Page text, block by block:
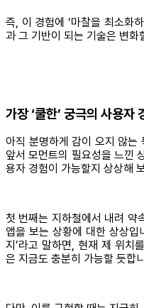
즉, 이 경험에 ‘마찰을 최소화
과 그 기반이 되는 기술은 변화
가장 ‘쿨한’ 궁극의 사용자
아직 분명하게 감이 오지 않는
앞서 모먼트의 필요성을 느낀
용자 경험이 가능할지 상상해
첫 번째는 지하철에서 내려 약
앱을 보는 상황에 대한 상상입
지’라고 말하면, 현재 제 위치
은 지금도 충분히 가능할 듯합